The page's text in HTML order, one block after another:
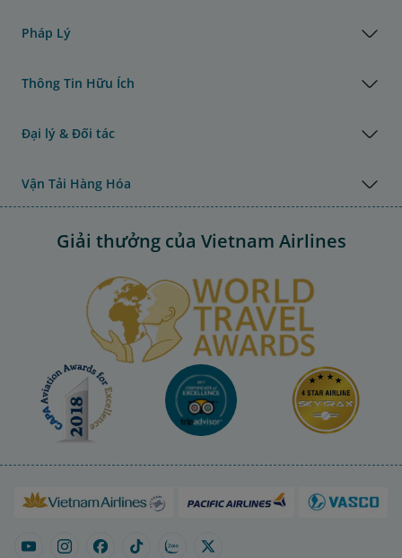
Pháp Lý
Thông Tin Hữu Ích
Đại lý & Đối tác
Vận Tải Hàng Hóa
Giải thưởng của Vietnam Airlines